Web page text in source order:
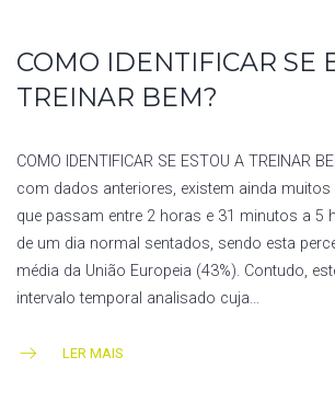
COMO IDENTIFICAR SE
TREINAR BEM?
COMO IDENTIFICAR SE ESTOU A TREINAR
com dados anteriores, existem ainda muitos
que passam entre 2 horas e 31 minutos a 5
de um dia normal sentados, sendo esta
média da União Europeia (43%). Contudo,
intervalo temporal analisado cuja…
LER MAIS